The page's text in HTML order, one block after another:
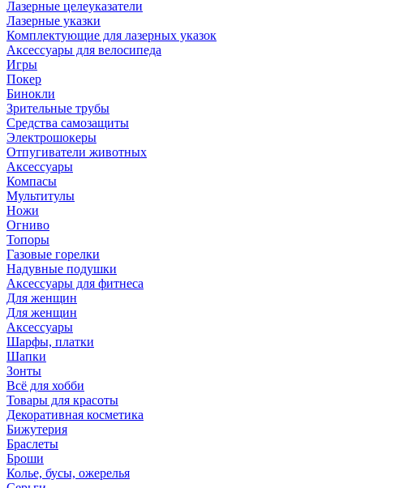
Лазерные целеуказатели
Лазерные указки
Комплектующие для лазерных указок
Аксессуары для велосипеда
Игры
Покер
Бинокли
Зрительные трубы
Средства самозащиты
Электрошокеры
Отпугиватели животных
Аксессуары
Компасы
Мультитулы
Ножи
Огниво
Топоры
Газовые горелки
Надувные подушки
Аксессуары для фитнеса
Для женщин
Для женщин
Аксессуары
Шарфы, платки
Шапки
Зонты
Всё для хобби
Товары для красоты
Декоративная косметика
Бижутерия
Браслеты
Броши
Колье, бусы, ожерелья